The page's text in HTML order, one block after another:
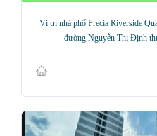
Vị trí nhà phố Precia Riverside
đường Nguyễn Thị Định